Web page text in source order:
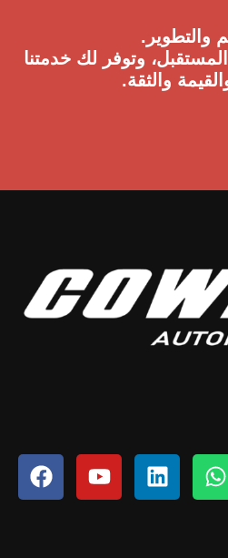
والتطوير.
وتوفر لك خدمتنا
والثقة.